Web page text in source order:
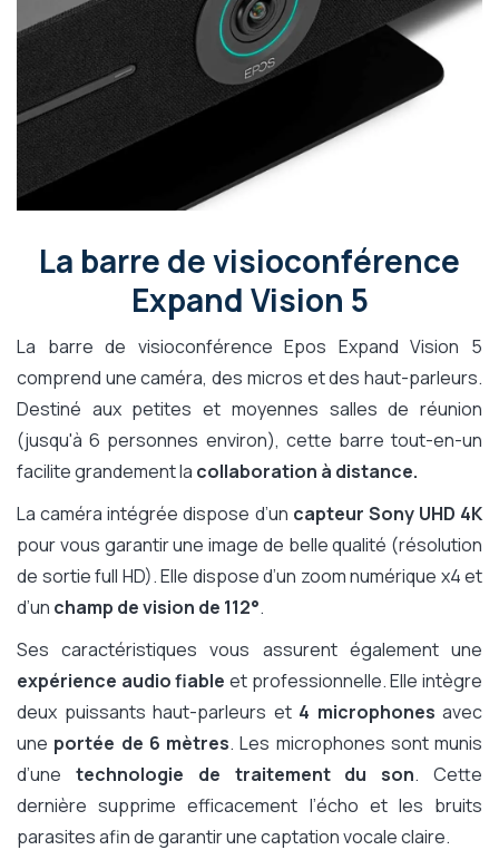
La barre de visioconférence
Expand Vision 5
La barre de visioconférence Epos Expand Vision 5
comprend une caméra, des micros et des haut-parleurs.
Destiné aux petites et moyennes salles de réunion
(jusqu'à 6 personnes environ), cette barre tout-en-un
facilite grandement la collaboration à distance.
La caméra intégrée dispose d’un capteur Sony UHD 4K
pour vous garantir une image de belle qualité (résolution
de sortie full HD). Elle dispose d’un zoom numérique x4 et
d’un champ de vision de 112°.
Ses caractéristiques vous assurent également une
expérience audio fiable et professionnelle. Elle intègre
deux puissants haut-parleurs et 4 microphones avec
une portée de 6 mètres. Les microphones sont munis
d’une technologie de traitement du son. Cette
dernière supprime efficacement l’écho et les bruits
parasites afin de garantir une captation vocale claire.